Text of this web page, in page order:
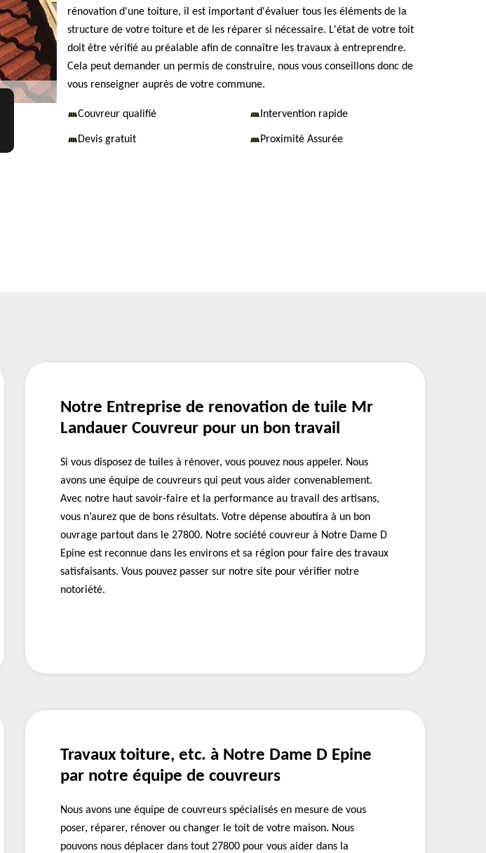
rénovation d'une toiture, il est important d'évaluer tous les éléments de la
structure de votre toiture et de les réparer si nécessaire. L'état de votre toit
doit être vérifié au préalable afin de connaître les travaux à entreprendre.
Cela peut demander un permis de construire, nous vous conseillons donc de
vous renseigner auprès de votre commune.
Couvreur qualifié Intervention rapide
Devis gratuit Proximité Assurée
Notre Entreprise de renovation de tuile Mr
Landauer Couvreur pour un bon travail
Si vous disposez de tuiles à rénover, vous pouvez nous appeler. Nous
avons une équipe de couvreurs qui peut vous aider convenablement.
Avec notre haut savoir-faire et la performance au travail des artisans,
vous n’aurez que de bons résultats. Votre dépense aboutira à un bon
ouvrage partout dans le 27800. Notre société couvreur à Notre Dame D
Epine est reconnue dans les environs et sa région pour faire des travaux
satisfaisants. Vous pouvez passer sur notre site pour vérifier notre
notoriété.
Travaux toiture, etc. à Notre Dame D Epine
par notre équipe de couvreurs
Nous avons une équipe de couvreurs spécialisés en mesure de vous
poser, réparer, rénover ou changer le toit de votre maison. Nous
pouvons nous déplacer dans tout 27800 pour vous aider dans la